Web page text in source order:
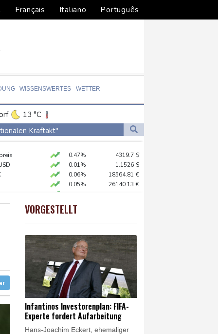
Français Italiano Português
WISSENSWERTES WETTER
13 °C
Dortmund
12 °C
22 °C
Kraftakt"
VAR nicht "zu kleinteilig" einsetzen
schließen
übernimmt Ermittlungen
Dollar zahlen
ohne Machado
überprüfen
sein
0.47% 4319.7 $
0.01% 1.1526 $
0.06% 18564.81 €
0.05% 26140.13 €
50
0.39%
1.36%
VORGESTELLT
Infantinos Investorenplan: FIFA-
Experte fordert Aufarbeitung
Hans-Joachim Eckert, ehemaliger